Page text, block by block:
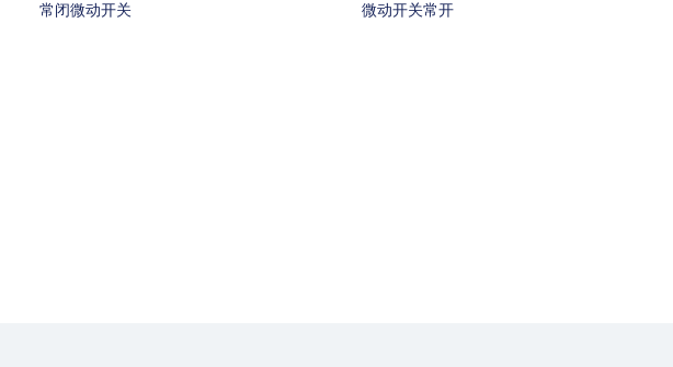
常闭微动开关 微动开关常开